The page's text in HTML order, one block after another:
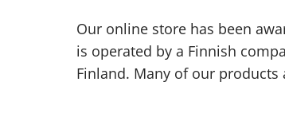
Our online store has been
is operated by a Finnish
Finland. Many of our products